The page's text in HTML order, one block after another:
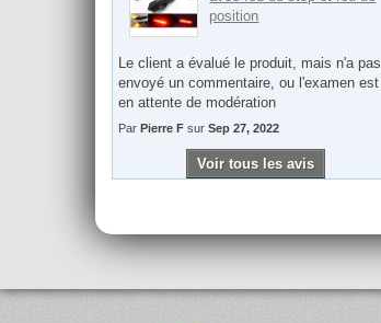
position
Le client a évalué le produit, mais n'a pas
envoyé un commentaire, ou l'examen est
en attente de modération
Par Pierre F sur Sep 27, 2022
Voir tous les avis